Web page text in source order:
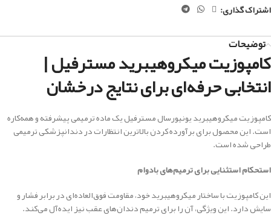
اشتراک گذاری:
توضیحات
کامپوزیت میکروهیبرید مسترفیل |
انتخابی حرفه‌ای برای نتایج درخشان
کامپوزیت میکروهیبرید یونیورسال مسترفیل یک ماده ترمیمی پیشرفته و همه‌کاره
است. این محصول برای برآورده کردن بالاترین انتظارات در دندانپزشکی ترمیمی
طراحی شده است.
استحکام استثنایی برای ترمیم‌های بادوام
این کامپوزیت با ساختار میکروهیبرید خود، مقاومت فوق‌العاده‌ای در برابر فشار و
سایش دارد. این ویژگی، آن را برای ترمیم دندان‌های عقب نیز ایده‌آل می‌کند.